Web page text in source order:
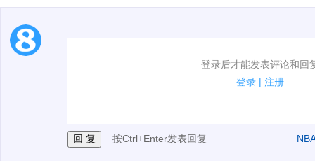
登录后才能发表评论和回
登录 | 注册
1.电脑端新用户可以发表评论了！
按Ctrl+Enter发表回复